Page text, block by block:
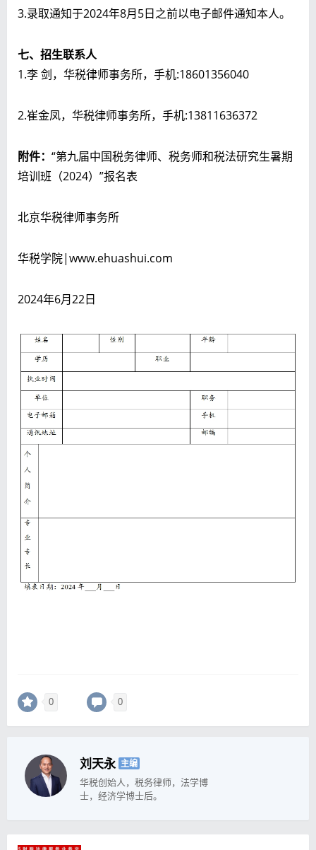
3.录取通知于2024年8月5日之前以电子邮件通知本人。
七、招生联系人
1.李 剑，华税律师事务所，手机:18601356040
2.崔金凤，华税律师事务所，手机:13811636372
附件： “第九届中国税务律师、税务师和税法研究生暑期
培训班（2024）”报名表
北京华税律师事务所
华税学院|www.ehuashui.com
2024年6月22日
0 0
刘天永 主编
华税创始人，税务律师，法学博
士，经济学博士后。